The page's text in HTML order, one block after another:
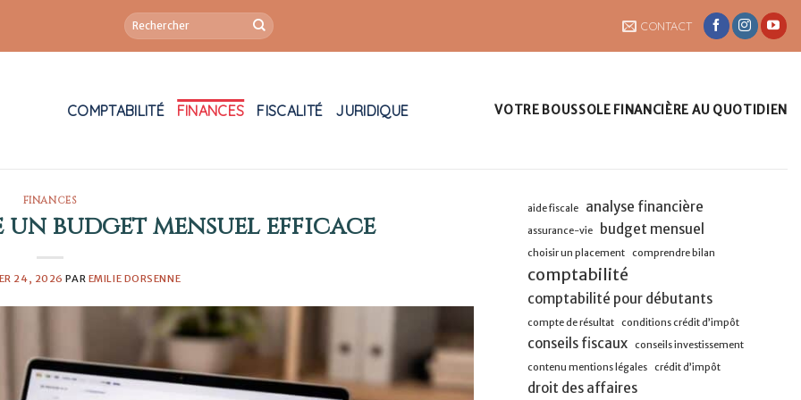
CONTACT
COMPTABILITÉ FINANCES FISCALITÉ JURIDIQUE VOTRE BOUSSOLE FINANCIÈRE AU QUOTIDIEN
FINANCES
budget mensuel efficace
24, 2026 PAR EMILIE DORSENNE
aide fiscale analyse financière
assurance-vie budget mensuel
choisir un placement comprendre bilan
comptabilité
comptabilité pour débutants
compte de résultat conditions crédit d’impôt
conseils fiscaux
conseils investissement
contenu mentions légales
crédit d’impôt
droit des affaires